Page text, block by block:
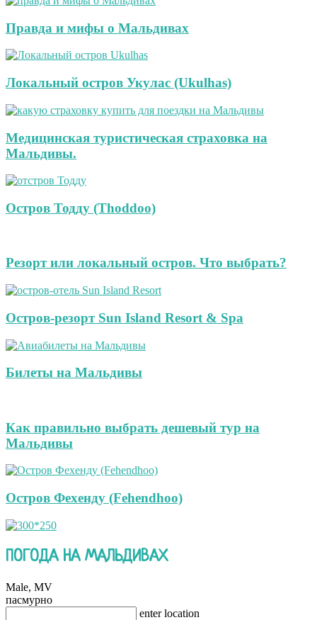
Правда и мифы о Мальдивах
Локальный остров Укулас (Ukulhas)
Медицинская туристическая страховка на
Мальдивы.
Остров Тодду (Thoddoo)
Резорт или локальный остров. Что выбрать?
Остров-резорт Sun Island Resort & Spa
Билеты на Мальдивы
Как правильно выбрать дешевый тур на
Мальдивы
Остров Фехенду (Fehendhoo)
ПОГОДА НА МАЛЬДИВАХ
Male, MV
пасмурно
enter location